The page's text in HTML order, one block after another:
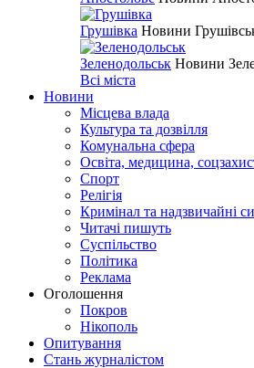
Грушівка Новини
Зеленодольськ Новини
Всі міста
Новини
Місцева влада
Культура та дозвілля
Комунальна сфера
Освіта, медицина,
Спорт
Релігія
Кримінал та надзвичайні
Читачі пишуть
Суспільство
Політика
Реклама
Оголошення
Покров
Нікополь
Опитування
Стань журналістом